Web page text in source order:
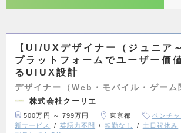
【UI/UXデザイナー（ジュニア
プラットフォームでユーザー価
るUIUX設計
デザイナー（Web・モバイル・ゲーム
株式会社クーリエ
500万円 ～ 799万円 東京都 ベンチ
新サービス
英語力不問 転勤なし 土日祝休み